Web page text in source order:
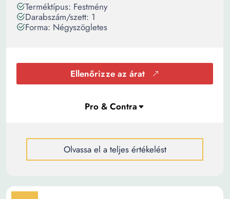
Terméktípus: Festmény
Darabszám/szett: 1
Forma: Négyszögletes
Ellenőrizze az árat
Olvassa el a teljes értékelést